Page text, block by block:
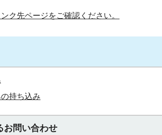
ク先ページをご確認ください。
持ち込み
お問い合わせ